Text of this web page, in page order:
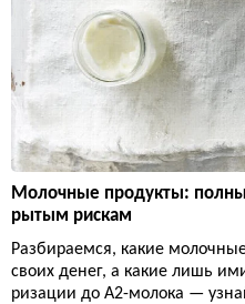
Молочные продукты:
рытым рискам
Разбираемся, какие
своих денег, а какие лишь
ризации до А2-молока —